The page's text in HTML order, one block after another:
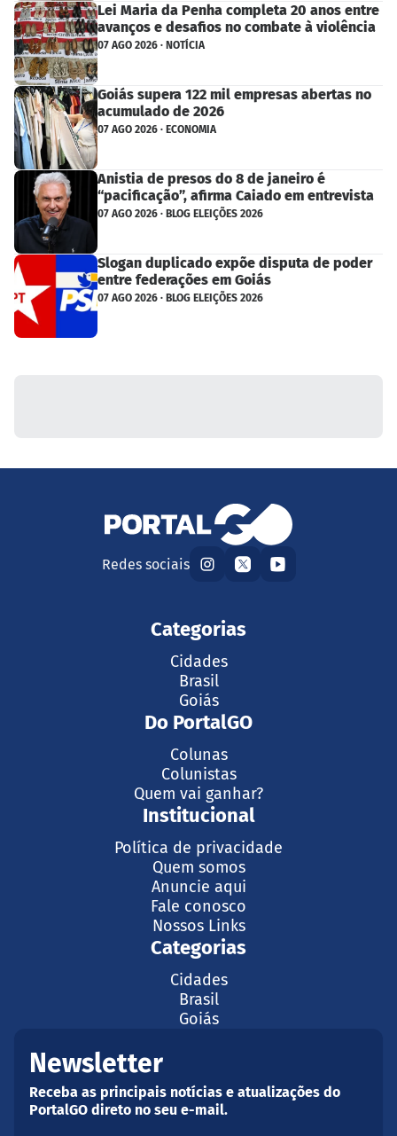
Lei Maria da Penha completa 20 anos entre
avanços e desafios no combate à violência
07 AGO 2026 · NOTÍCIA
Goiás supera 122 mil empresas abertas no
acumulado de 2026
07 AGO 2026 · ECONOMIA
Anistia de presos do 8 de janeiro é
“pacificação”, afirma Caiado em entrevista
07 AGO 2026 · BLOG ELEIÇÕES 2026
Slogan duplicado expõe disputa de poder
entre federações em Goiás
07 AGO 2026 · BLOG ELEIÇÕES 2026
Redes sociais
Categorias
Cidades
Brasil
Goiás
Do PortalGO
Colunas
Colunistas
Quem vai ganhar?
Institucional
Política de privacidade
Quem somos
Anuncie aqui
Fale conosco
Nossos Links
Categorias
Cidades
Brasil
Goiás
Newsletter
Receba as principais notícias e atualizações do
PortalGO direto no seu e-mail.